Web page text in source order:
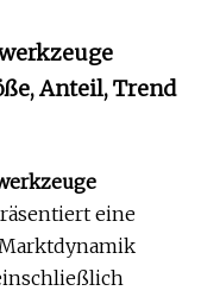
Anteil, Trend
eine